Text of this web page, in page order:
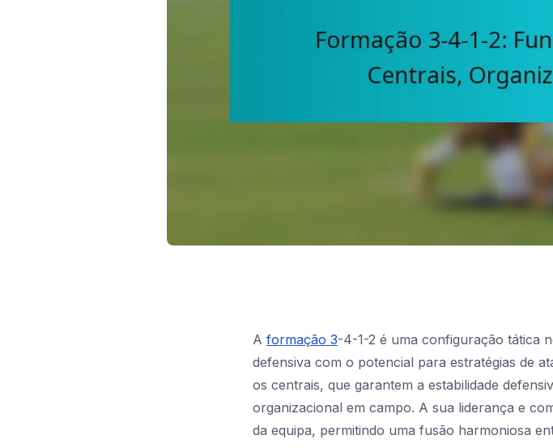
A formação 3-4-1-2 é uma configuração tática
defensiva com o potencial para estratégias de
os centrais, que garantem a estabilidade
organizacional em campo. A sua liderança e
da equipa, permitindo uma fusão harmoniosa